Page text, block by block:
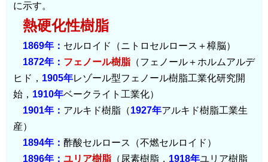
に示す。
熱硬化性樹脂
1869年： セルロイド（ニトロセルロース＋樟脳）
1872年： フェノール樹脂 （フェノール＋ホルムアルデ
ヒド， 1905年レゾール型フェノール樹脂工業化研究開
始， 1910年ベークライト工業化）
1901年： アルキド樹脂（1927年アルキド樹脂工業生
産）
1894年： 酢酸セルロース（不燃セルロイド）
1896年： ユリア樹脂 （尿素樹脂， 1918年ユリア樹脂